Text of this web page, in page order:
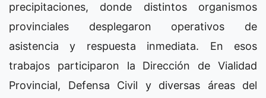
precipitaciones, donde distintos organismos
provinciales desplegaron operativos de
asistencia y respuesta inmediata. En esos
trabajos participaron la Dirección de Vialidad
Provincial, Defensa Civil y diversas áreas del